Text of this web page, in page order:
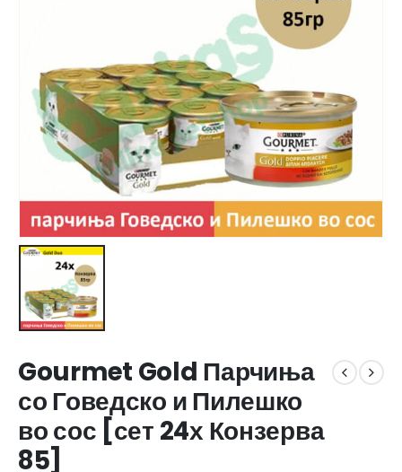
Gourmet Gold Парчиња
со Говедско и Пилешко
во сос [сет 24х Конзерва
85]